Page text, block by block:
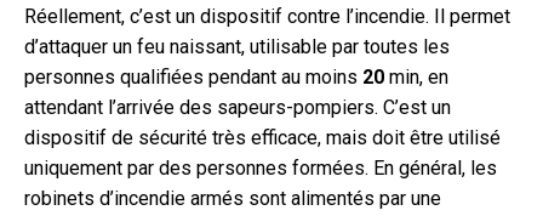
Réellement, c’est un dispositif contre l’incendie. Il permet
d’attaquer un feu naissant, utilisable par toutes les
personnes qualifiées pendant au moins 20 min, en
attendant l’arrivée des sapeurs-pompiers. C’est un
dispositif de sécurité très efficace, mais doit être utilisé
uniquement par des personnes formées. En général, les
robinets d’incendie armés sont alimentés par une